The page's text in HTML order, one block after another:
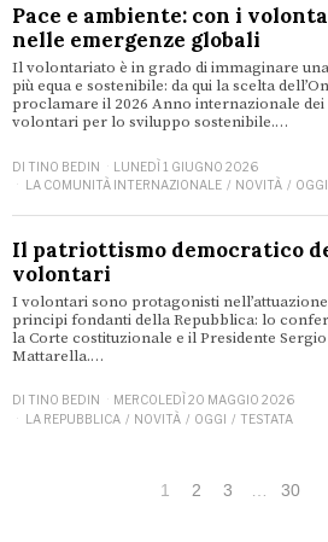
Pace e ambiente: con i
nelle emergenze globali
Il volontariato è in grado di immaginare
più equa e sostenibile: da qui la scelta
proclamare il 2026 Anno internazionale dei
volontari per lo sviluppo sostenibile.…
DI TINO BEDIN
LUNEDÌ 1 GIUGNO 2026
LA COMUNITÀ INTERNAZIONALE / NOVITÀ / OGGI
Il patriottismo democratico
volontari
I volontari sono protagonisti
principi fondanti della Repubblica: lo
la Corte costituzionale e il Presidente Sergio
Mattarella.…
DI TINO BEDIN
MERCOLEDÌ 20 MAGGIO 2026
LA REPUBBLICA / NOVITÀ / OGGI / TESTATA
1 2 3 30